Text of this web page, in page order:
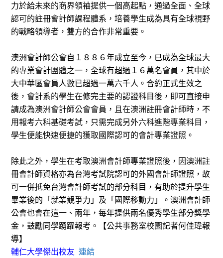
力於給未來的商界領袖提供一個高起點，通過全面、全球
認可的註冊會計師課程體系，培養學生成為具有全球視野
的戰略領導者，雙方的合作非常重要。
澳洲會計師公會自１８８６年成立至今，已成為全球最大
的專業會計團體之一，全球有超過１６萬名會員，其中於
大中華區會員人數已超過一萬六千人。合約正式生效之
後，會計系的學生在修完主要的認證科目後，即可直接申
請成為澳洲會計師公會會員，且在澳洲註冊會計師時，不
用報考六科基礎考試，只需完成另外六科進階專業科目，
學生便能快速便捷的獲取國際認可的會計專業證照。
除此之外，學生在考取澳洲會計師專業證照後，因澳洲註
冊會計師資格亦為台灣考試院認可的外國會計師證照，故
可一併抵免台灣會計師考試的部分科目，有助於提升學生
畢業後的「就業競爭力」及「國際移動力」。澳洲會計師
公會也會在這一、兩年，每年提供兩名優秀學生部分獎學
金，鼓勵同學踴躍報考。【公共事務室校園記者何佳瑋報
導】
輔仁大學傑出校友連結